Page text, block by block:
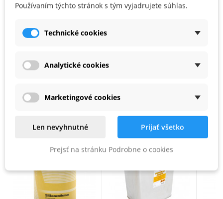
náradia
PODOBNÉ PRODUKTY
Zľava -10%
Používaním týchto stránok s tým vyjadrujete súhlas.
Technické cookies
Analytické cookies
Marketingové cookies
Len nevyhnutné Prijať všetko
Prejsť na stránku Podrobne o cookies